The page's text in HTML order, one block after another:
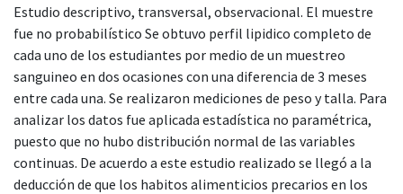
Estudio descriptivo, transversal, observacional. El muestre
fue no probabilístico Se obtuvo perfil lipidico completo de
cada uno de los estudiantes por medio de un muestreo
sanguineo en dos ocasiones con una diferencia de 3 meses
entre cada una. Se realizaron mediciones de peso y talla. Para
analizar los datos fue aplicada estadística no paramétrica,
puesto que no hubo distribución normal de las variables
continuas. De acuerdo a este estudio realizado se llegó a la
deducción de que los habitos alimenticios precarios en los